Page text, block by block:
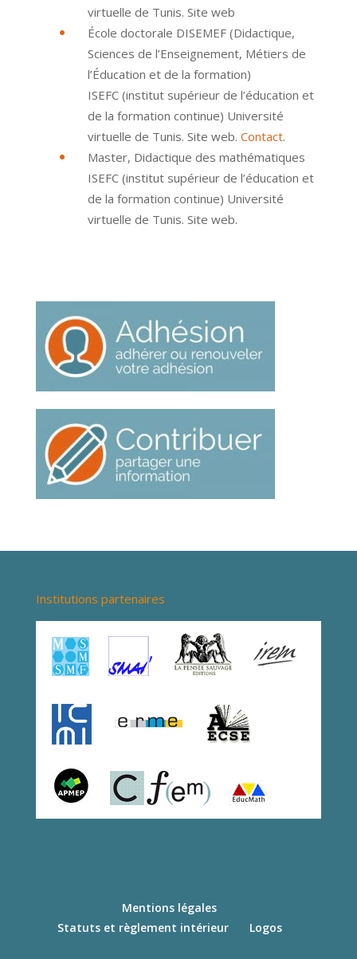
virtuelle de Tunis. Site web
École doctorale DISEMEF (Didactique,
Sciences de l’Enseignement, Métiers de
l’Éducation et de la formation)
ISEFC (institut supérieur de l’éducation et
de la formation continue) Université
virtuelle de Tunis. Site web. Contact.
Master, Didactique des mathématiques
ISEFC (institut supérieur de l’éducation et
de la formation continue) Université
virtuelle de Tunis. Site web.
Institutions partenaires
Mentions légales
Statuts et règlement intérieur
Logos